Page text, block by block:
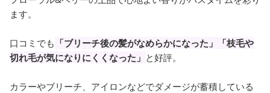
ます。
口コミでも 「ブリーチ後の髪がなめらかになった」「枝毛や
切れ毛が気になりにくくなった」 と好評。
カラーやブリーチ、アイロンなどでダメージが蓄積している